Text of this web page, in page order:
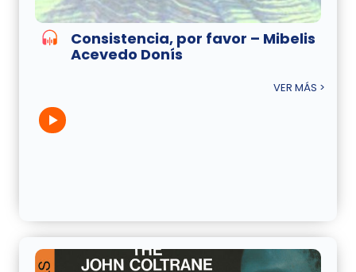
Consistencia, por favor – Mibelis
Acevedo Donís
VER MÁS >